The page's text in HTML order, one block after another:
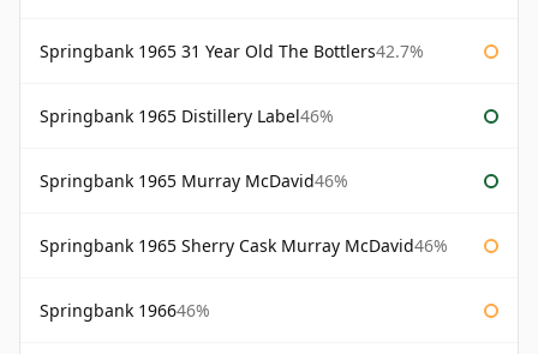
Springbank 1965 31 Year Old The Bottlers42.7%
Springbank 1965 Distillery Label46%
Springbank 1965 Murray McDavid46%
Springbank 1965 Sherry Cask Murray McDavid46%
Springbank 196646%